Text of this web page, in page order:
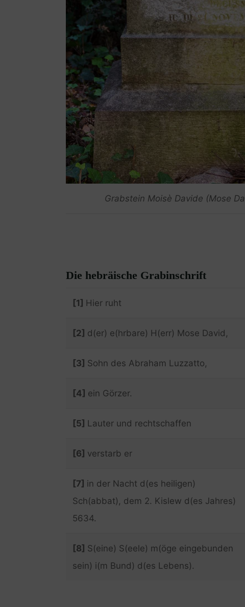
Grabstein Moisè Davide (Mose
Die hebräische Grabinschrift
[1] Hier ruht
[2] d(er) e(hrbare) H(err) Mose David,
[3] Sohn des Abraham Luzzatto,
[4] ein Görzer.
[5] Lauter und rechtschaffen
[6] verstarb er
[7] in der Nacht d(es heiligen)
Sch(abbat), dem 2. Kislew d(es Jahres)
5634.
[8] S(eine) S(eele) m(öge eingebunden
sein) i(m Bund) d(es Lebens).